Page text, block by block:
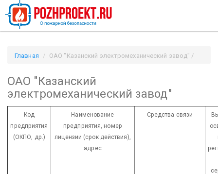
Главная
ОАО "Казанский электромеханический завод" /
ОАО "Казанский
электромеханический завод"
Код
предприятия
(ОКПО, др.)
Наименование
предприятия, номер
лицензии (срок действия),
адрес
Средства связи